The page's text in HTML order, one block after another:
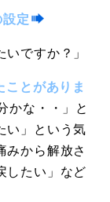
定
ですか？」
とがありま
かな・・」と
い」という気
みから解放さ
したい」など